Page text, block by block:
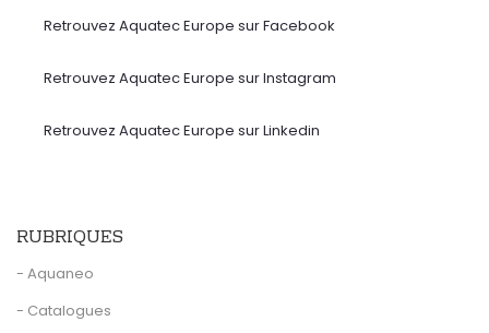
Retrouvez Aquatec Europe sur Facebook
Retrouvez Aquatec Europe sur Instagram
Retrouvez Aquatec Europe sur Linkedin
RUBRIQUES
- Aquaneo
- Catalogues